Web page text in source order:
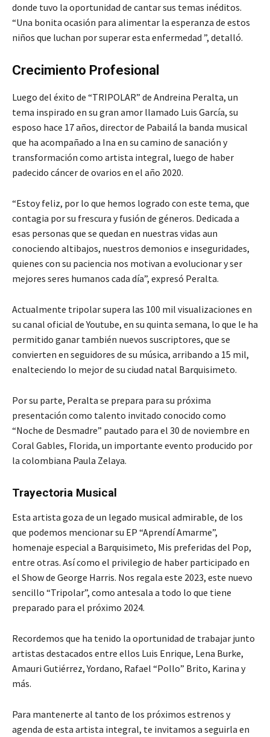
donde tuvo la oportunidad de cantar sus temas inéditos.
“Una bonita ocasión para alimentar la esperanza de estos
niños que luchan por superar esta enfermedad ”, detalló.
Crecimiento Profesional
Luego del éxito de “TRIPOLAR” de Andreina Peralta, un
tema inspirado en su gran amor llamado Luis García, su
esposo hace 17 años, director de Pabailá la banda musical
que ha acompañado a Ina en su camino de sanación y
transformación como artista integral, luego de haber
padecido cáncer de ovarios en el año 2020.
“Estoy feliz, por lo que hemos logrado con este tema, que
contagia por su frescura y fusión de géneros. Dedicada a
esas personas que se quedan en nuestras vidas aun
conociendo altibajos, nuestros demonios e inseguridades,
quienes con su paciencia nos motivan a evolucionar y ser
mejores seres humanos cada día”, expresó Peralta.
Actualmente tripolar supera las 100 mil visualizaciones en
su canal oficial de Youtube, en su quinta semana, lo que le ha
permitido ganar también nuevos suscriptores, que se
convierten en seguidores de su música, arribando a 15 mil,
enalteciendo lo mejor de su ciudad natal Barquisimeto.
Por su parte, Peralta se prepara para su próxima
presentación como talento invitado conocido como
“Noche de Desmadre” pautado para el 30 de noviembre en
Coral Gables, Florida, un importante evento producido por
la colombiana Paula Zelaya.
Trayectoria Musical
Esta artista goza de un legado musical admirable, de los
que podemos mencionar su EP “Aprendí Amarme”,
homenaje especial a Barquisimeto, Mis preferidas del Pop,
entre otras. Así como el privilegio de haber participado en
el Show de George Harris. Nos regala este 2023, este nuevo
sencillo “Tripolar”, como antesala a todo lo que tiene
preparado para el próximo 2024.
Recordemos que ha tenido la oportunidad de trabajar junto
artistas destacados entre ellos Luis Enrique, Lena Burke,
Amauri Gutiérrez, Yordano, Rafael “Pollo” Brito, Karina y
más.
Para mantenerte al tanto de los próximos estrenos y
agenda de esta artista integral, te invitamos a seguirla en